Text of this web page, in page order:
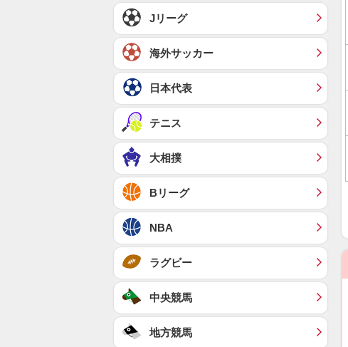
Jリーグ
海外サッカー
日本代表
テニス
大相撲
Bリーグ
NBA
ラグビー
中央競馬
地方競馬